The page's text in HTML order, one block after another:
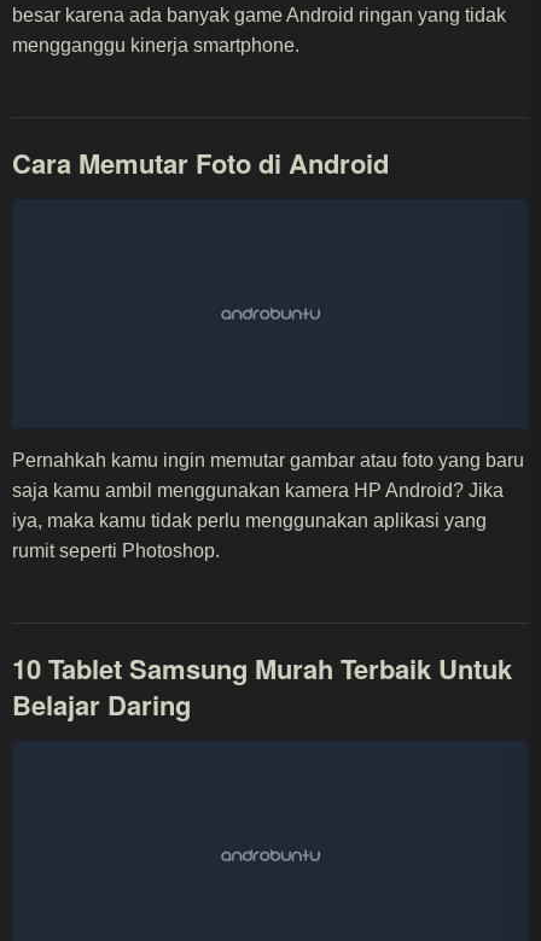
besar karena ada banyak game Android ringan yang tidak
mengganggu kinerja smartphone.
Cara Memutar Foto di Android
Pernahkah kamu ingin memutar gambar atau foto yang baru
saja kamu ambil menggunakan kamera HP Android? Jika
iya, maka kamu tidak perlu menggunakan aplikasi yang
rumit seperti Photoshop.
10 Tablet Samsung Murah Terbaik Untuk
Belajar Daring